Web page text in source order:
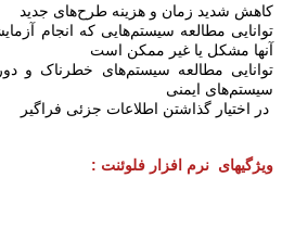
کاهش شدید زمان و هزینه طرح‌های جدید
توانایی مطالعه سیستم‌هایی که انجام
آنها مشکل یا غیر ممکن است
توانایی مطالعه سیستم‌های خطرناک و
سیستم‌های ایمنی
در اختیار گذاشتن اطلاعات جزئی فراگیر
ویژگیهای نرم افزار فلوئنت :